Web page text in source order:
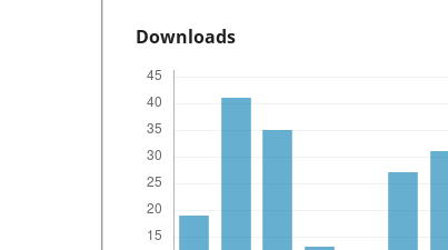
Downloads